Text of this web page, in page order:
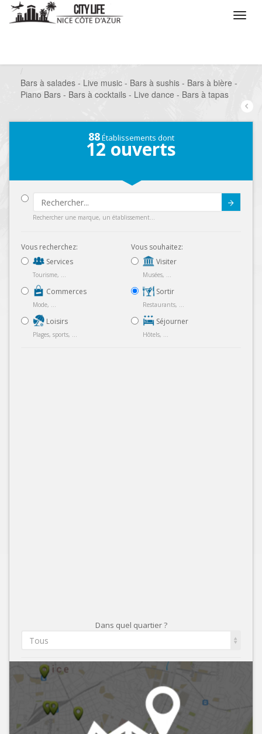
Bars à salades - Live music - Bars à sushis - Bars à bière -
Piano Bars - Bars à cocktails - Live dance - Bars à tapas
88Établissements dont
12 ouverts
Rechercher une marque, un établissement...
Vous recherchez:
Services
Tourisme, ...
Commerces
Mode, ...
Loisirs
Plages, sports, ...
Vous souhaitez:
Visiter
Musées, ...
Sortir
Restaurants, ...
Séjourner
Hôtels, ...
Dans quel quartier ?
Tous